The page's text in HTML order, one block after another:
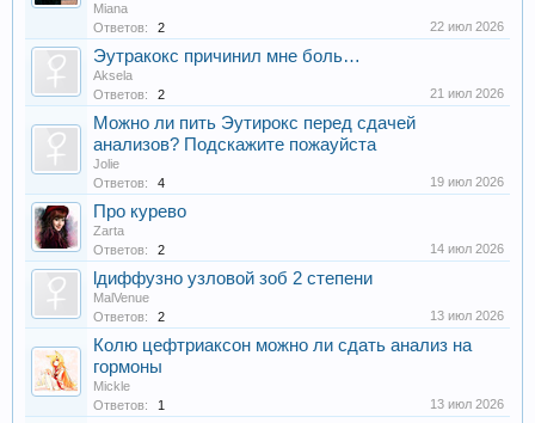
Miana
Ответов:
2 22 июл 2026
Эутракокс причинил мне боль…
Aksela
Ответов:
2 21 июл 2026
Можно ли пить Эутирокс перед сдачей
анализов? Подскажите пожауйста
Jolie
Ответов:
4 19 июл 2026
Про курево
Zarta
Ответов:
2 14 июл 2026
lдиффузно узловой зоб 2 степени
MalVenue
Ответов:
2 13 июл 2026
Колю цефтриаксон можно ли сдать анализ на
гормоны
Mickle
Ответов:
1 13 июл 2026